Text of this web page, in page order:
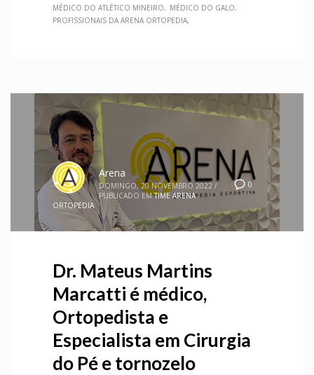
MÉDICO DO ATLÉTICO MINEIRO
MÉDICO DO GALO
PROFISSIONAIS DA ARENA ORTOPEDIA
0
Arena
DOMINGO, 20 NOVEMBRO 2022 /
PUBLICADO EM TIME ARENA
ORTOPEDIA
Dr. Mateus Martins
Marcatti é médico,
Ortopedista e
Especialista em Cirurgia
do Pé e tornozelo